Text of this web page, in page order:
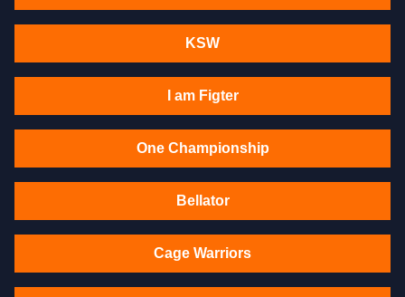
KSW
I am Figter
One Championship
Bellator
Cage Warriors